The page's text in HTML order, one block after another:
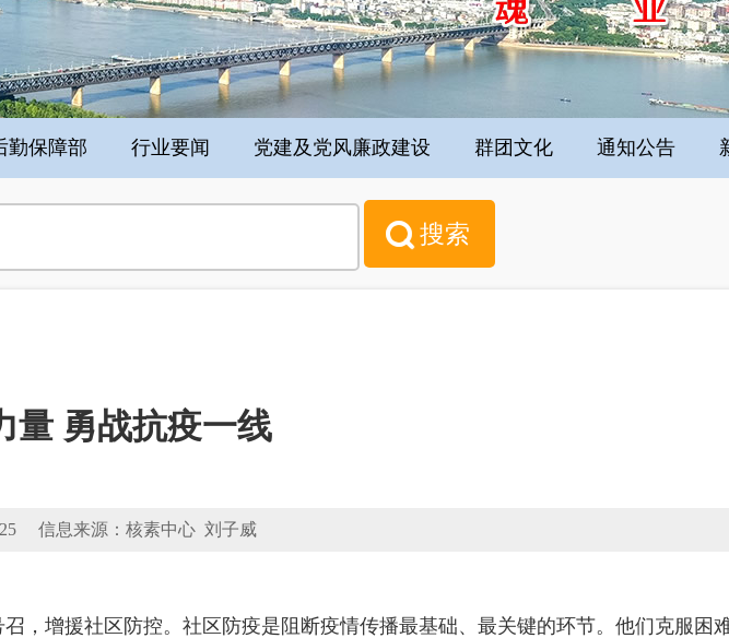
勤保障部 行业要闻 党建及党风廉政建设 群团文化 通知公告
量 勇战抗疫一线
25 信息来源：核素中心 刘子威
增援社区防控。社区防疫是阻断疫情传播最基础、最关键的环节。他们克服困